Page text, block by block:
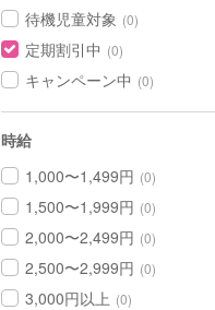
待機児童対象 (0)
定期割引中 (0)
キャンペーン中 (0)
時給
1,000〜1,499円 (0)
1,500〜1,999円 (0)
2,000〜2,499円 (0)
2,500〜2,999円 (0)
3,000円以上 (0)